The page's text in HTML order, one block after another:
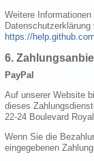
Weitere
https://
6.
PayPal
Auf unserer Website
dieses
22-24 Boulevard
Wenn Sie die
eingegebenen